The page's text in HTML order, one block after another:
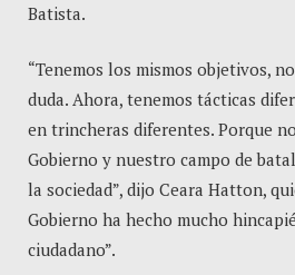
Batista.
“Tenemos los mismos objetivos,
duda. Ahora, tenemos tácticas
en trincheras diferentes. Porque
Gobierno y nuestro campo de
la sociedad”, dijo Ceara Hatton,
Gobierno ha hecho mucho
ciudadano”.